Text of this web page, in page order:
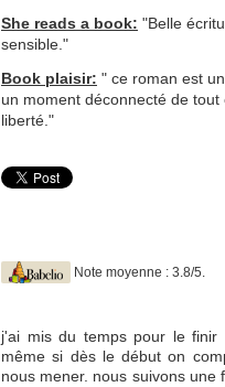
She reads a book: "Belle
sensible."
Book plaisir: " ce roman est
un moment déconnecté de
liberté."
Note moyenne : 3.8/5.
j'ai mis du temps pour le finir
même si dès le début on
nous mener. nous suivons